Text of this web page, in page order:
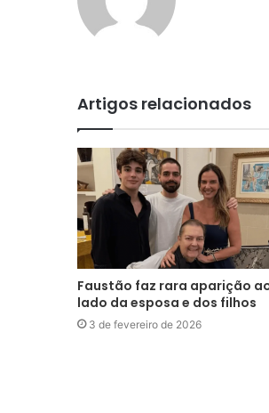
Artigos relacionados
Faustão faz rara aparição
lado da esposa e dos filhos
3 de fevereiro de 2026